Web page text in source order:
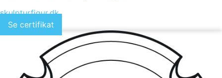
skulpturfigur.dk
Se certifikat